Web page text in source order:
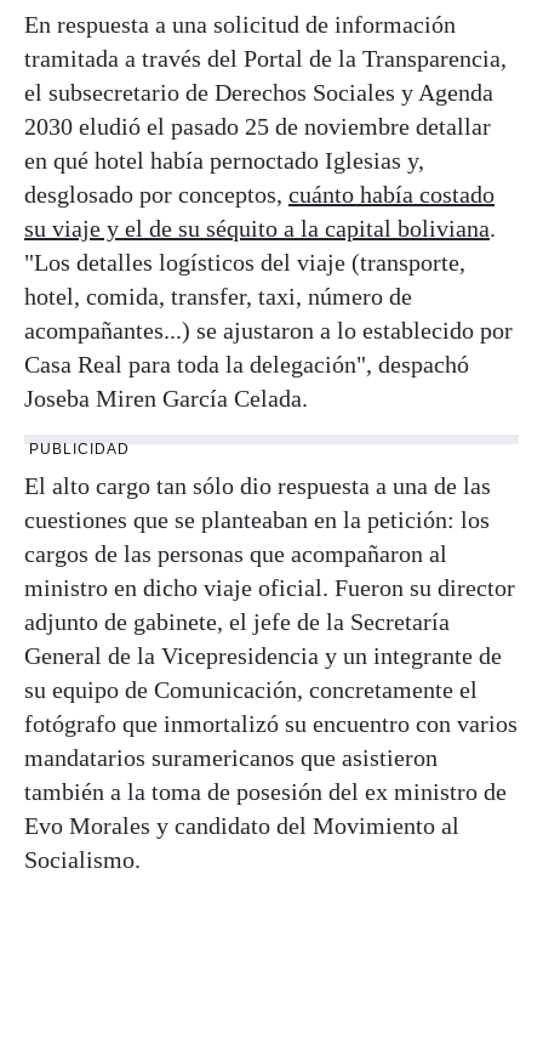
En respuesta a una solicitud de información
tramitada a través del Portal de la Transparencia,
el subsecretario de Derechos Sociales y Agenda
2030 eludió el pasado 25 de noviembre detallar
en qué hotel había pernoctado Iglesias y,
desglosado por conceptos, cuánto había costado
su viaje y el de su séquito a la capital boliviana.
"Los detalles logísticos del viaje (transporte,
hotel, comida, transfer, taxi, número de
acompañantes...) se ajustaron a lo establecido por
Casa Real para toda la delegación", despachó
Joseba Miren García Celada.
PUBLICIDAD
El alto cargo tan sólo dio respuesta a una de las
cuestiones que se planteaban en la petición: los
cargos de las personas que acompañaron al
ministro en dicho viaje oficial. Fueron su director
adjunto de gabinete, el jefe de la Secretaría
General de la Vicepresidencia y un integrante de
su equipo de Comunicación, concretamente el
fotógrafo que inmortalizó su encuentro con varios
mandatarios suramericanos que asistieron
también a la toma de posesión del ex ministro de
Evo Morales y candidato del Movimiento al
Socialismo.